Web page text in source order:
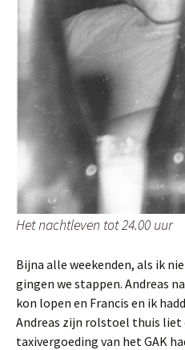
Het nachtleven tot 24.00 uur
Bijna alle weekenden, als ik
gingen we stappen. Andreas
kon lopen en Francis en ik
Andreas zijn rolstoel thuis liet
taxivergoeding van het GAK